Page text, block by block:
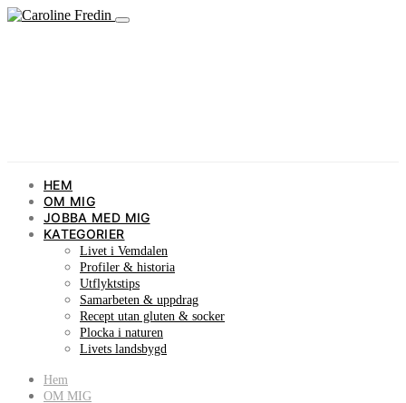
HEM
OM MIG
JOBBA MED MIG
KATEGORIER
Livet i Vemdalen
Profiler & historia
Utflyktstips
Samarbeten & uppdrag
Recept utan gluten & socker
Plocka i naturen
Livets landsbygd
Hem
OM MIG